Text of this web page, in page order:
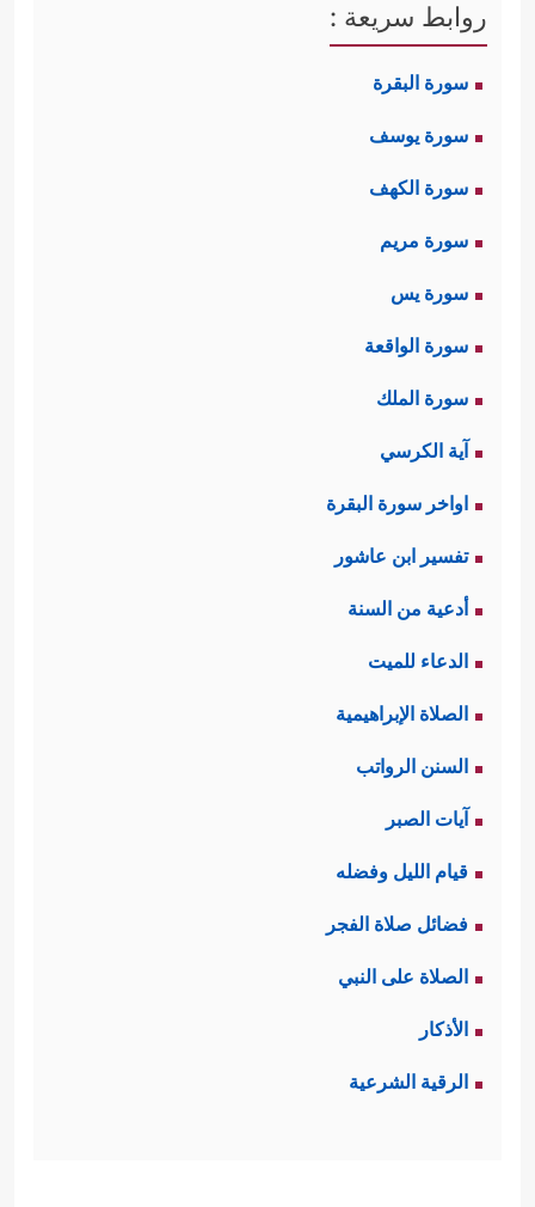
روابط سريعة :
سورة البقرة
سورة يوسف
سورة الكهف
سورة مريم
سورة يس
سورة الواقعة
سورة الملك
آية الكرسي
اواخر سورة البقرة
تفسير ابن عاشور
أدعية من السنة
الدعاء للميت
الصلاة الإبراهيمية
السنن الرواتب
آيات الصبر
قيام الليل وفضله
فضائل صلاة الفجر
الصلاة على النبي
الأذكار
الرقية الشرعية